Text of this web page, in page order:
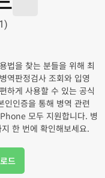
법을 찾는 분들을 위해 최
역판정검사 조회와 입영
하게 사용할 수 있는 공식
인인증을 통해 병역 관련
모두 지원합니다. 병
한 번에 확인해보세요.
드